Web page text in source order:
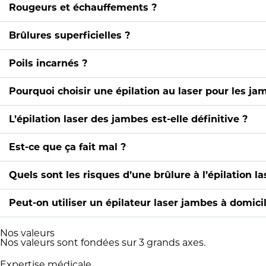
Rougeurs et échauffements ?
Brûlures superficielles ?
Poils incarnés ?
Pourquoi choisir une épilation au laser pour les
L’épilation laser des jambes est-elle définitive ?
Est-ce que ça fait mal ?
Quels sont les risques d’une brûlure à l’épilation
Peut-on utiliser un épilateur laser jambes à
Nos valeurs
Nos valeurs sont fondées sur 3 grands axes.